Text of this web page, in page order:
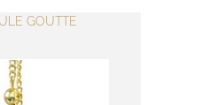
GOUTTE